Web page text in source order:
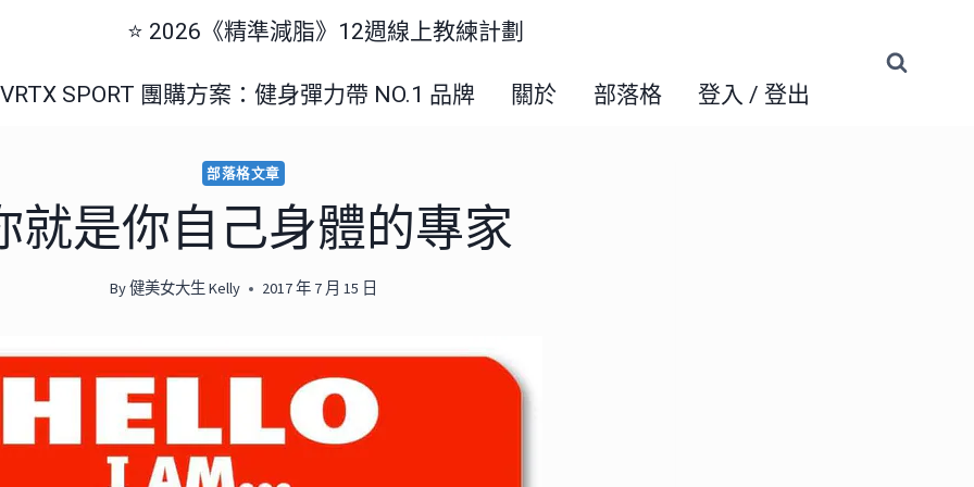
⭐️ 2026《精準減脂》12週線上教練計劃
SPORT 團購方案：健身彈力帶 NO.1 品牌 關於 部落格 登入 / 登出
部落格文章
就是你自己身體的專家
By健美女大生 Kelly 2017 年 7 月 15 日